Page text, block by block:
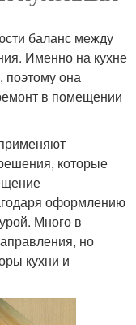
баланс между
Именно на кухне
поэтому она
в помещении
которые
оформлению
Много в
но
кухни и